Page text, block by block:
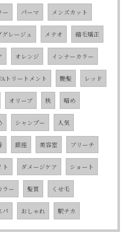
ー パーマ メンズカット
グレージュ メテオ 縮毛矯正
オレンジ インナーカラー
トリートメント 艶髪 レッド
オリーブ 秋 暗め
シャンプー 人気
銀座 美容室 ブリーチ
ト ダメージケア ショート
ラー 髪質 くせ毛
パ おしゃれ 駅チカ